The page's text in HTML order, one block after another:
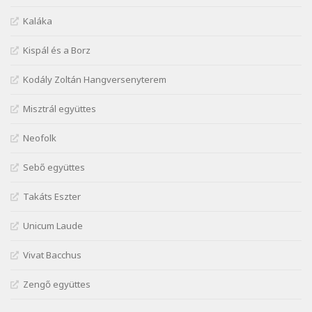
Márai Sándor: A világ füst
Márai Sándor: Ámen
Szélkiáltó
Márai Sándor: Dalocska
Márai Sándor: Együgyű vers gyorsvonatban
Márai Sándor: Ez a kávéház
Szélkiáltó
Szélkiáltó
Márai Sándor: Hol vagyok?
Kaláka
Kispál és a Borz
Kodály Zoltán Hangversenyterem
Misztrál együttes
Neofolk
Sebő együttes
Takáts Eszter
Unicum Laude
Vivat Bacchus
Zengő együttes